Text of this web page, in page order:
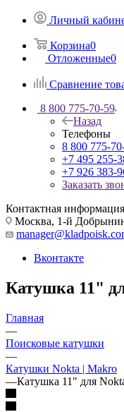
Личный
Корзина0
Отложенные0
Сравнение
8 800 775-70-59
Назад
Телефоны
8 800 775-
+7 495 255-
+7 926 383-
Заказать
Контактная информация
Москва, 1-й
Вконтакте
Катушка 11"
Главная
—
Поисковые катушки
—
Катушки Nokta | Makro
—Катушка 11" для